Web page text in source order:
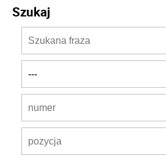
Szukaj